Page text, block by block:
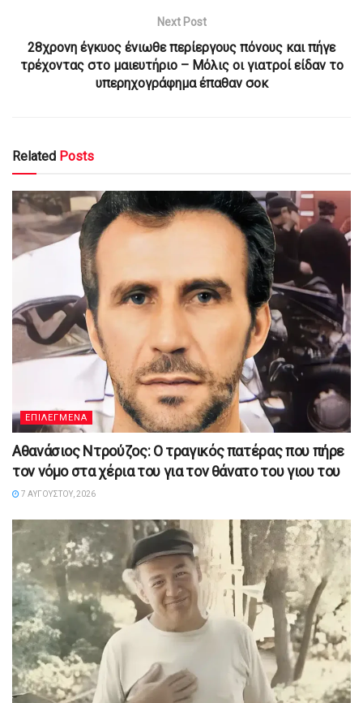
Next Post
28χρονη έγκυος ένιωθε περίεργους πόνους και πήγε
τρέχοντας στο μαιευτήριο – Μόλις οι γιατροί είδαν το
υπερηχογράφημα έπαθαν σοκ
Related Posts
ΕΠΙΛΕΓΜΕΝΑ
Αθανάσιος Ντρούζος: Ο τραγικός πατέρας που πήρε
τον νόμο στα χέρια του για τον θάνατο του γιου του
7 ΑΥΓΟΎΣΤΟΥ, 2026